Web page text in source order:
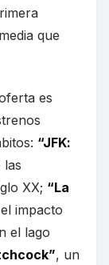
que
es
“JFK:
las
XX; “La
impacto
el lago
, un